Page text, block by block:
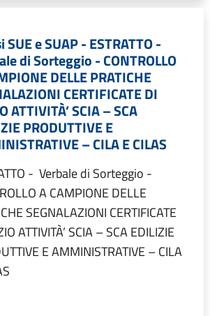
SUE e SUAP - ESTRATTO -
di Sorteggio - CONTROLLO
DELLE PRATICHE
CERTIFICATE DI
ATTIVITÀ’ SCIA – SCA
PRODUTTIVE E
– CILA E CILAS
- Verbale di Sorteggio -
A CAMPIONE DELLE
SEGNALAZIONI CERTIFICATE
ATTIVITÀ’ SCIA – SCA EDILIZIE
E AMMINISTRATIVE – CILA